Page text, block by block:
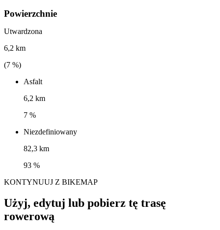
Powierzchnie
Utwardzona
6,2 km
(7 %)
Asfalt
6,2 km
7 %
Niezdefiniowany
82,3 km
93 %
KONTYNUUJ Z BIKEMAP
Użyj, edytuj lub pobierz tę trasę
rowerową